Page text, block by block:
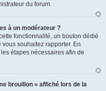
du forum.
à un modérateur ?
fonctionnalité, un bouton dédié
souhaitez rapporter. En
étapes nécessaires afin de
brouillon » affiché lors de la